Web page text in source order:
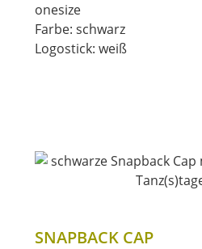
onesize
Farbe: schwarz
Logostick: weiß
SNAPBACK CAP